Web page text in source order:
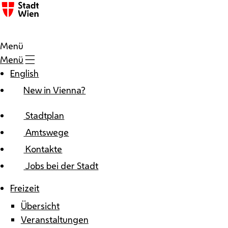
Zum Inhalt
Menü
Menü
English
New in Vienna?
Stadtplan
Amtswege
Kontakte
Jobs bei der Stadt
Freizeit
Übersicht
Veranstaltungen